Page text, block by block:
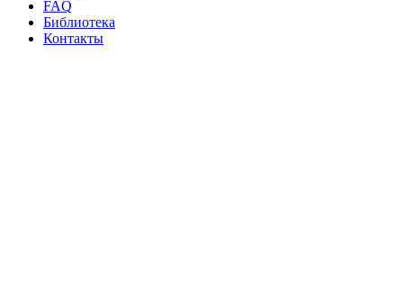
FAQ
Библиотека
Контакты